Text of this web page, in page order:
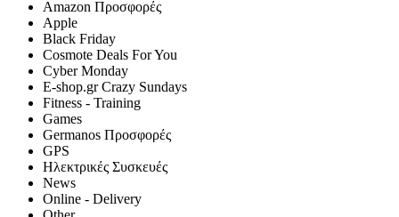
Amazon Προσφορές
Apple
Black Friday
Cosmote Deals For You
Cyber Monday
E-shop.gr Crazy Sundays
Fitness - Training
Games
Germanos Προσφορές
GPS
Hλεκτρικές Συσκευές
News
Online - Delivery